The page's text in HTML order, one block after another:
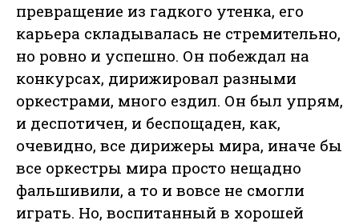
превращение из гадкого утенка, его
карьера складывалась не стремительно,
но ровно и успешно. Он побеждал на
конкурсах, дирижировал разными
оркестрами, много ездил. Он был упрям,
и деспотичен, и беспощаден, как,
очевидно, все дирижеры мира, иначе бы
все оркестры мира просто нещадно
фальшивили, а то и вовсе не смогли
играть. Но, воспитанный в хорошей